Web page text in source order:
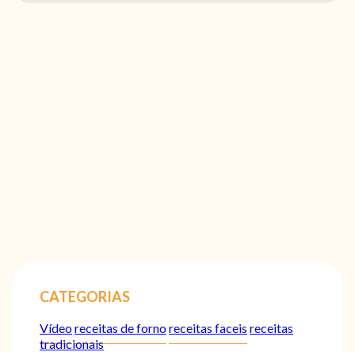
CATEGORIAS
Vídeoreceitas de fornoreceitas faceis receitas
tradicionais